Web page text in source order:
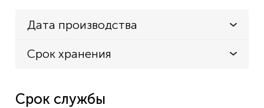
Дата производства
Срок хранения
Срок службы